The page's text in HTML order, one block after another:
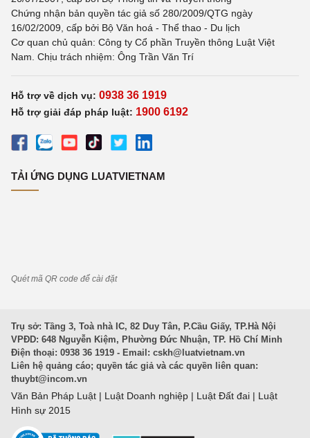
Chứng nhận bản quyền tác giả số 280/2009/QTG ngày
16/02/2009, cấp bởi Bộ Văn hoá - Thể thao - Du lịch
Cơ quan chủ quản: Công ty Cổ phần Truyền thông Luật Việt
Nam. Chịu trách nhiệm: Ông Trần Văn Trí
Hỗ trợ về dịch vụ: 0938 36 1919
Hỗ trợ giải đáp pháp luật: 1900 6192
TẢI ỨNG DỤNG LUATVIETNAM
Quét mã QR code để cài đặt
Trụ sở: Tầng 3, Toà nhà IC, 82 Duy Tân, P.Cầu Giấy, TP.Hà Nội
VPĐD: 648 Nguyễn Kiệm, Phường Đức Nhuận, TP. Hồ Chí Minh
Điện thoại: 0938 36 1919 - Email: cskh@luatvietnam.vn
Liên hệ quảng cáo; quyền tác giả và các quyền liên quan:
thuybt@incom.vn
Văn Bản Pháp Luật | Luật Doanh nghiệp | Luật Đất đai | Luật
Hình sự 2015